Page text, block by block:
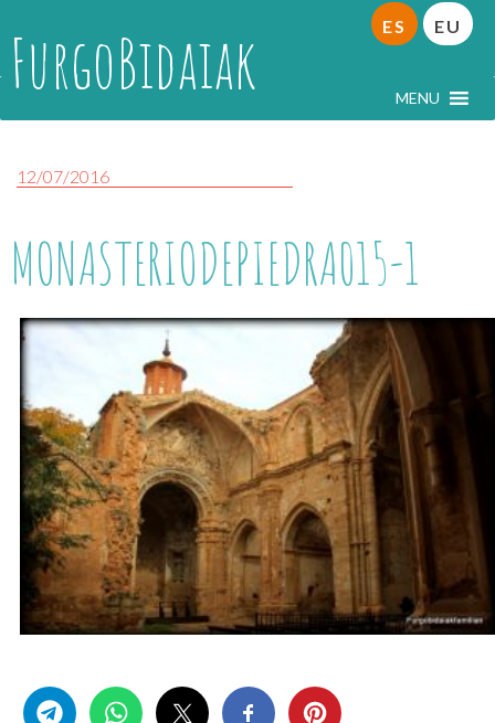
FurgoBidaiak MENU
ES EU
12/07/2016
MONASTERIODEPIEDRA015-1